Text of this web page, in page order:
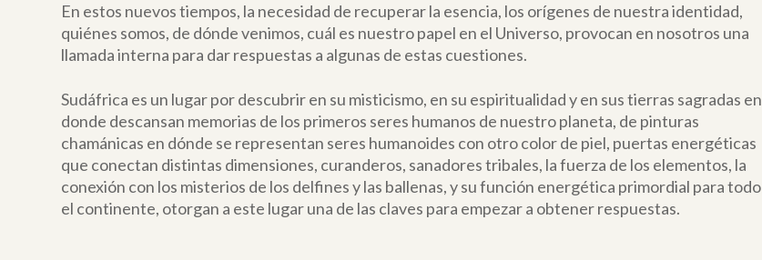
En estos nuevos tiempos, la necesidad de recuperar la esencia, los orígenes de nuestra identidad,
quiénes somos, de dónde venimos, cuál es nuestro papel en el Universo, provocan en nosotros una
llamada interna para dar respuestas a algunas de estas cuestiones.
Sudáfrica es un lugar por descubrir en su misticismo, en su espiritualidad y en sus tierras sagradas en
donde descansan memorias de los primeros seres humanos de nuestro planeta, de pinturas
chamánicas en dónde se representan seres humanoides con otro color de piel, puertas energéticas
que conectan distintas dimensiones, curanderos, sanadores tribales, la fuerza de los elementos, la
conexión con los misterios de los delfines y las ballenas, y su función energética primordial para todo
el continente, otorgan a este lugar una de las claves para empezar a obtener respuestas.